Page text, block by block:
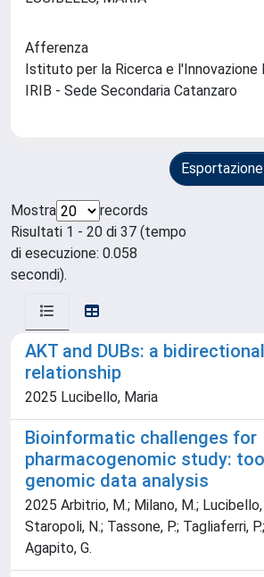
Afferenza
Istituto per la Ricerca e l'Innovazione
IRIB - Sede Secondaria Catanzaro
Esportazione
Mostra
records
Risultati 1 - 20 di 37 (tempo
di esecuzione: 0.058
secondi).
AKT and DUBs: a bidirectional
relationship
2025 Lucibello, Maria
Bioinformatic challenges for
pharmacogenomic study:
genomic data analysis
2025 Arbitrio, M.; Milano, M.;
Staropoli, N.; Tassone, P.; Tagliaferri,
Agapito, G.